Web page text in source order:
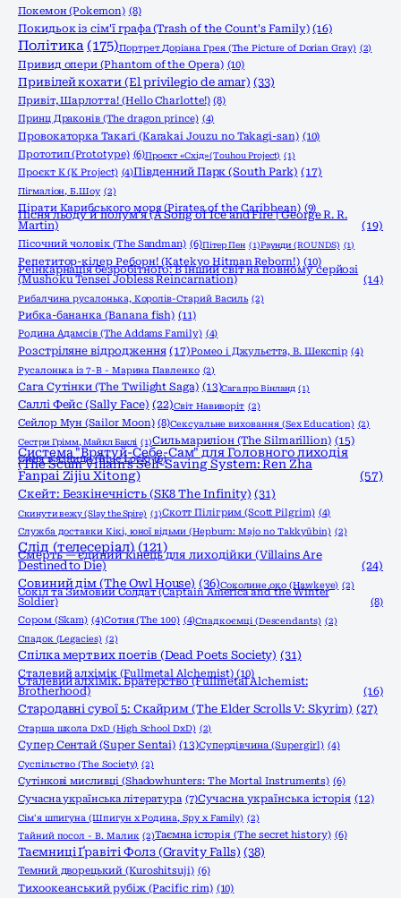
Покемон (Pokemon) (8)
Покидьок із сім'ї графа (Trash of the Count's Family) (16)
Політика (175)Портрет Доріана Грея (The Picture of Dorian Gray) (2)
Привид опери (Phantom of the Opera) (10)
Привілей кохати (El privilegio de amar) (33)
Привіт, Шарлотта! (Hello Charlotte!) (8)
Принц Драконів (The dragon prince) (4)
Провокаторка Такаґі (Karakai Jouzu no Takagi-san) (10)
Прототип (Prototype) (6)Проєкт «Схід» (Touhou Project) (1)
Проєкт К (K Project) (4)Південний Парк (South Park) (17)
Пігмаліон, Б.Шоу (2)
Пірати Карибського моря (Pirates of the Caribbean) (9)
Пісня льоду й полум'я (A Song of Ice and Fire | George R. R.
Martin)
(19)
Пісочний чоловік (The Sandman) (6)Пітер Пен (1)Раунди (ROUNDS) (1)
Репетитор-кілер Реборн! (Katekyo Hitman Reborn!) (10)
Реінкарнація безробітного: В інший світ на повному серйозі
(Mushoku Tensei Jobless Reincarnation) (14)
Рибалчина русалонька, Королів-Старий Василь (2)
Рибка-бананка (Banana fish) (11)
Родина Адамсів (The Addams Family) (4)
Розстріляне відродження (17)Ромео і Джульєтта, В. Шекспір (4)
Русалонька із 7-В - Марина Павленко (2)
Сага Сутінки (The Twilight Saga) (13)Сага про Вінланд (1)
Саллі Фейс (Sally Face) (22)Світ Навиворіт (2)
Сейлор Мун (Sailor Moon) (8)Сексуальне виховання (Sex Education) (2)
Сестри Грімм, Майкл Баклі (1)Сильмариліон (The Silmarillion) (15)
Синя в'язниця (Blue Lock) (6)
Система "Врятуй-Себе-Сам" для Головного лиходія
(The Scum Villain's Self-Saving System: Ren Zha
Fanpai Zijiu Xitong)
(57)
Скейт: Безкінечність (SK8 The Infinity) (31)
Скинути вежу (Slay the Spire) (1)Скотт Пілігрим (Scott Pilgrim) (4)
Служба доставки Кікі, юної відьми (Hepburn: Majo no Takkyūbin) (2)
Слід (телесеріал) (121)
Смерть — єдиний кінець для лиходійки (Villains Are
Destined to Die)
(24)
Совиний дім (The Owl House) (36)Соколине око (Hawkeye) (2)
Сокіл та Зимовий Солдат (Captain America and the Winter
Soldier)
(8)
Сором (Skam) (4)Сотня (The 100) (4)Спадкоємці (Descendants) (2)
Спадок (Legacies) (2)
Спілка мертвих поетів (Dead Poets Society) (31)
Сталевий алхімік (Fullmetal Alchemist) (10)
Сталевий алхімік. Братерство (Fullmetal Alchemist:
Brotherhood) (16)
Стародавні сувої 5: Скайрим (The Elder Scrolls V: Skyrim) (27)
Старша школа DxD (High School DxD) (2)
Супер Сентай (Super Sentai) (13)Супердівчина (Supergirl) (4)
Суспільство (The Society) (2)
Сутінкові мисливці (Shadowhunters: The Mortal Instruments) (6)
Сучасна українська література (7)Сучасна українська історія (12)
Сім'я шпигуна (Шпигун x Родина, Spy x Family) (2)
Тайний посол - В. Малик (2)Таємна історія (The secret history) (6)
Таємниці Ґравіті Фолз (Gravity Falls) (38)
Темний дворецький (Kuroshitsuji) (6)
Тихоокеанський рубіж (Pacific rim) (10)